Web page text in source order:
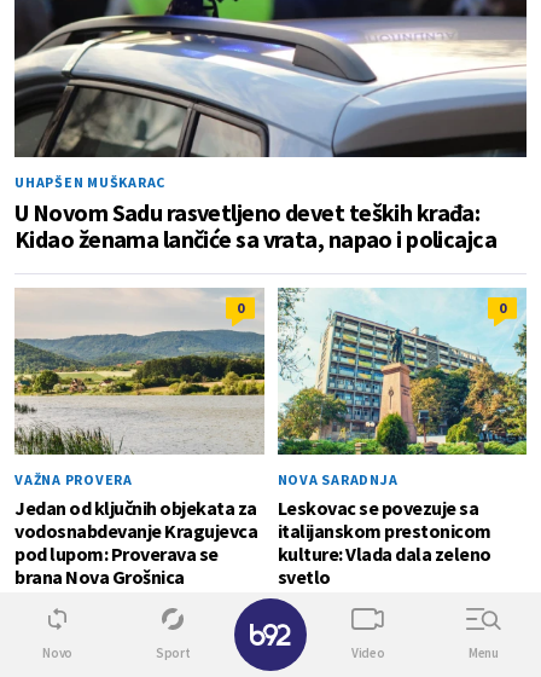
UHAPŠEN MUŠKARAC
U Novom Sadu rasvetljeno devet teških krađa:
Kidao ženama lančiće sa vrata, napao i policajca
0
VAŽNA PROVERA
Jedan od ključnih objekata za
vodosnabdevanje Kragujevca
pod lupom: Proverava se
brana Nova Grošnica
0
NOVA SARADNJA
Leskovac se povezuje sa
italijanskom prestonicom
kulture: Vlada dala zeleno
svetlo
TOPLOTNI TALAS
Beograd na udaru paklenih vrućina: Cisterne
Novo Sport Video Menu
✕